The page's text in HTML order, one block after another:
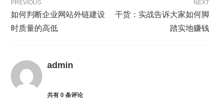
PREVIOUS
如何判断企业网站外链建设
时质量的高低
NEXT
干货：实战告诉大家如何脚
踏实地赚钱
admin
共有0 条评论